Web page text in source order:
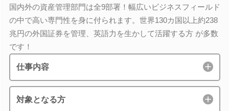
国内外の資産管理部門は全9部署！幅広いビジネスフィールド
の中で高い専門性を身に付られます。世界130カ国以上約238
兆円の外国証券を管理、英語力を生かして活躍する方 が多数
です！
仕事内容
対象となる方